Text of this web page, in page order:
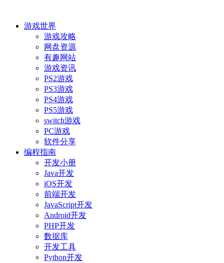
游戏世界
游戏攻略
网盘资源
有趣网站
游戏资讯
PS2游戏
PS3游戏
PS4游戏
PS5游戏
switch游戏
PC游戏
软件分享
编程指南
开发小册
Java开发
iOS开发
前端开发
JavaScript开发
Android开发
PHP开发
数据库
开发工具
Python开发